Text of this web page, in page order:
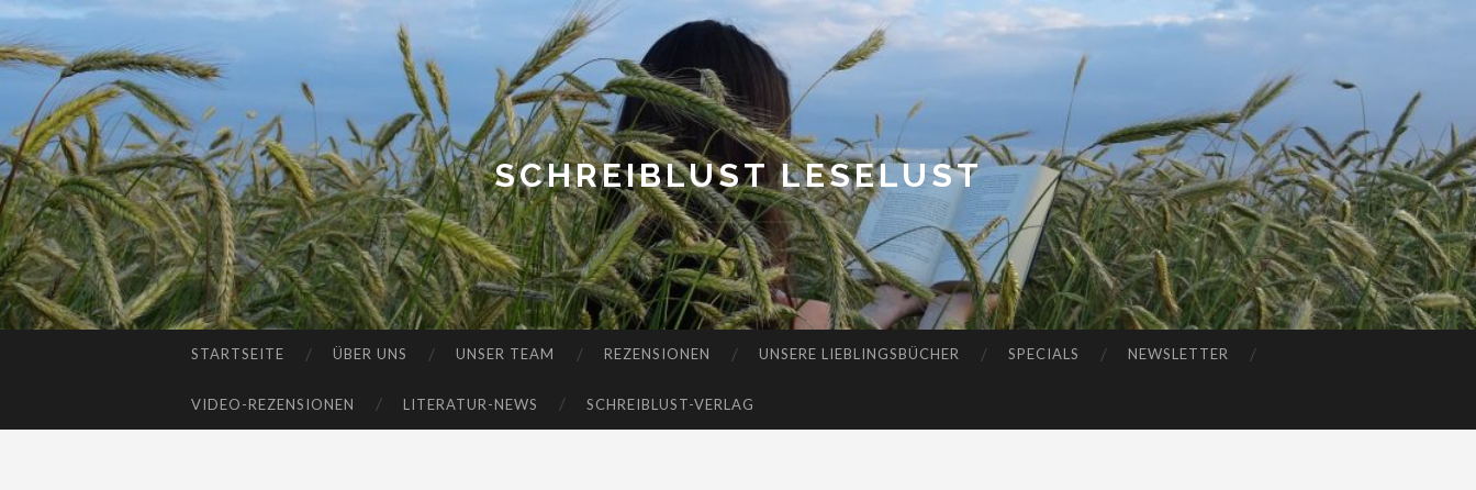
SCHREIBLUST LESELUST
STARTSEITE ÜBER UNS UNSER TEAM REZENSIONEN UNSERE LIEBLINGSBÜCHER SPECIALS NEWSLETTER
VIDEO-REZENSIONEN LITERATUR-NEWS SCHREIBLUST-VERLAG